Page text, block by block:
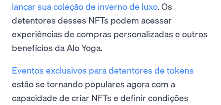
lançar sua coleção de inverno de luxo. Os
detentores desses NFTs podem acessar
experiências de compras personalizadas e outros
benefícios da Alo Yoga.
Eventos exclusivos para detentores de tokens
estão se tornando populares agora com a
capacidade de criar NFTs e definir condições